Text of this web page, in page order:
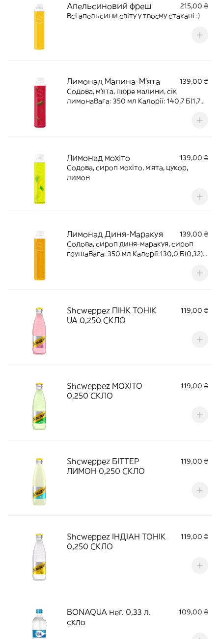
Апельсиновий фреш
215,00 ₴
Всі апельсини світу у твоєму стакані :)
Лимонад Малина-М'ята
139,00 ₴
Содова, м'ята, пюре малини, сік
лимонаВага: 350 мл Калорії: 140,7 Б(1,75)
Лимонад мохіто
139,00 ₴
Cодова, сироп мохіто, м'ята, цукор,
лимон
Лимонад Диня-Маракуя
139,00 ₴
Содова, сироп диня-маракуя, сироп
грушаВага: 350 мл Калорії:130,0 Б(0,32)
Shcweppez ПІНК ТОНІК
UA 0,250 СКЛО
119,00 ₴
Shcweppez МОХІТО
0,250 СКЛО
119,00 ₴
Shcweppez БІТТЕР
ЛИМОН 0,250 СКЛО
119,00 ₴
Shcweppez ІНДІАН ТОНІК
0,250 СКЛО
119,00 ₴
BONAQUA нег. 0,33 л.
скло
109,00 ₴